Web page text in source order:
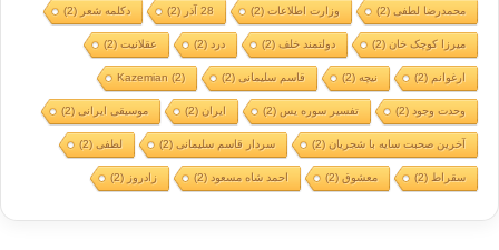
محمدرضا لطفی(2) وزارت اطلاعات(2) 28 آذر (2) دکلمه شعر (2)
میرزا کوچک خان(2) دولتمند خلف(2) درد (2) عقلانیت(2)
ارغوانم (2) نیچه(2) قاسم سلیمانی(2)
Kazemian (2)
وحدت وجود (2) تفسیر سوره یس (2) ایران(2) موسیقی ایرانی(2)
آخرین صحبت سایه با شجریان(2) سردار قاسم سلیمانی(2) لطفی(2)
سقراط (2) معشوق(2) احمد شاه مسعود (2) زادروز (2)